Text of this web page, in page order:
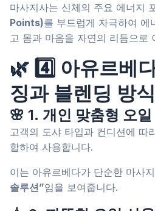
마사지사는 신체의 주요 에너지
Points)를 부드럽게 자극하여 에
고 몸과 마음을 자연의 리듬으로
🌿 4️⃣ 아유르베
징과 블렌딩 방식
🌸 1. 개인 맞춤형 오
고객의 도샤 타입과 컨디션에 따
합하여 사용합니다.
이는 아유르베다가 단순한 마사
솔루션”임을 보여줍니다.